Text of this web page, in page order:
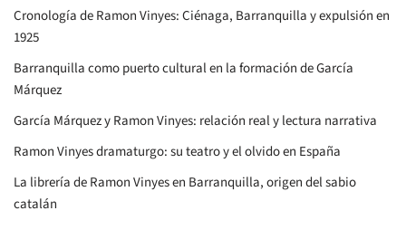
Cronología de Ramon Vinyes: Ciénaga, Barranquilla y expulsión en
1925
Barranquilla como puerto cultural en la formación de García
Márquez
García Márquez y Ramon Vinyes: relación real y lectura narrativa
Ramon Vinyes dramaturgo: su teatro y el olvido en España
La librería de Ramon Vinyes en Barranquilla, origen del sabio
catalán